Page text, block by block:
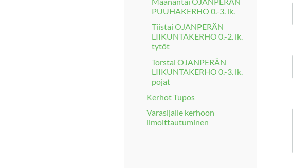
PUUHAKERHO 0.-3. lk.
Tiistai OJANPERÄN
LIIKUNTAKERHO 0.-2. lk.
tytöt
Torstai OJANPERÄN
LIIKUNTAKERHO 0.-3. lk.
pojat
Kerhot Tupos
Varasijalle kerhoon
ilmoittautuminen